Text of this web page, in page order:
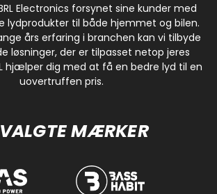
Electronics forsynet sine kunder med
lydprodukter til både hjemmet og bilen.
års erfaring i branchen kan vi tilbyde
løsninger, der er tilpasset netop jeres
hjælper dig med at få en bedre lyd til en
uovertruffen pris.
MÆRKER